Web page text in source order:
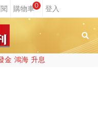
0
金 鴻海 升息